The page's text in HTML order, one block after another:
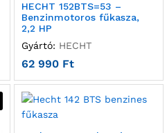
HECHT 152BTS=53 –
Benzinmotoros fűkasza,
2,2 HP
Gyártó: HECHT
62 990 Ft